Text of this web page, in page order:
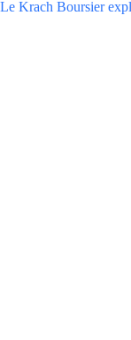
Le Krach Boursier